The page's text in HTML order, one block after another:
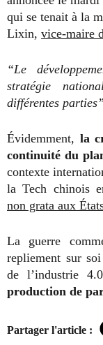
qui se tenait à la
Lixin, vice-maire
“Le
stratégie
différentes parties”
Évidemment, la
continuité du
contexte
la Tech chinois
non grata aux
La guerre
repliement sur
de l’industrie
production de
Partager l'article :